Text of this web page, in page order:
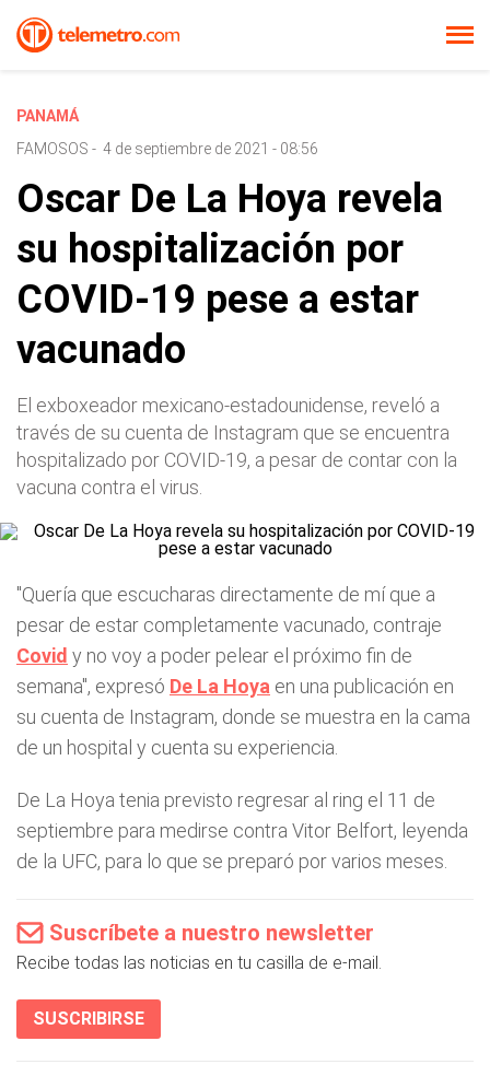
PANAMÁ
FAMOSOS - 4 de septiembre de 2021 - 08:56
Oscar De La Hoya revela
su hospitalización por
COVID-19 pese a estar
vacunado
El exboxeador mexicano-estadounidense, reveló a
través de su cuenta de Instagram que se encuentra
hospitalizado por COVID-19, a pesar de contar con la
vacuna contra el virus.
"Quería que escucharas directamente de mí que a
pesar de estar completamente vacunado, contraje
Covid y no voy a poder pelear el próximo fin de
semana", expresó De La Hoya en una publicación en
su cuenta de Instagram, donde se muestra en la cama
de un hospital y cuenta su experiencia.
De La Hoya tenia previsto regresar al ring el 11 de
septiembre para medirse contra Vitor Belfort, leyenda
de la UFC, para lo que se preparó por varios meses.
Suscríbete a nuestro newsletter
Recibe todas las noticias en tu casilla de e-mail.
SUSCRIBIRSE